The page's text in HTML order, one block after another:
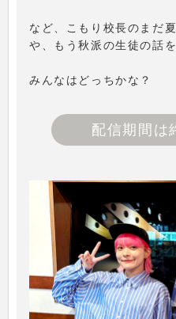
など、こもり校長のまだ
や、もう秋派の生徒の話
みんなはどっちかな？
配信期間は